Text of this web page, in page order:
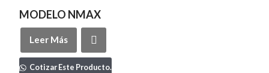
MODELO NMAX
Leer Más
Cotizar Este Producto.